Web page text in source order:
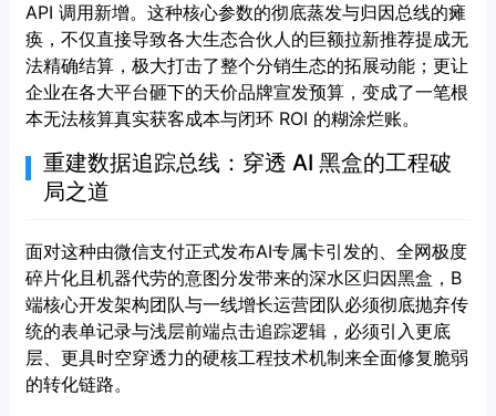
API 调用新增。这种核心参数的彻底蒸发与归因总线的瘫
痪，不仅直接导致各大生态合伙人的巨额拉新推荐提成无
法精确结算，极大打击了整个分销生态的拓展动能；更让
企业在各大平台砸下的天价品牌宣发预算，变成了一笔根
本无法核算真实获客成本与闭环 ROI 的糊涂烂账。
重建数据追踪总线：穿透 AI 黑盒的工程破
局之道
面对这种由微信支付正式发布AI专属卡引发的、全网极度
碎片化且机器代劳的意图分发带来的深水区归因黑盒，B
端核心开发架构团队与一线增长运营团队必须彻底抛弃传
统的表单记录与浅层前端点击追踪逻辑，必须引入更底
层、更具时空穿透力的硬核工程技术机制来全面修复脆弱
的转化链路。